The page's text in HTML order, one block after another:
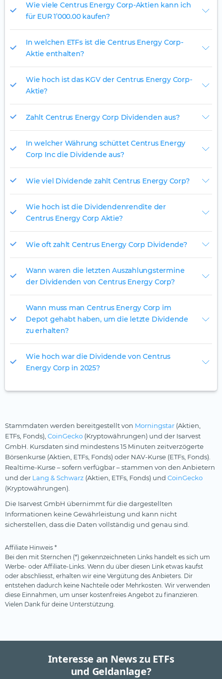
Wie viele Centrus Energy Corp-Aktien kann ich
für EUR 1’000.00 kaufen?
In welchen ETFs ist die Centrus Energy Corp-
Aktie enthalten?
Wie hoch ist das KGV der Centrus Energy Corp-
Aktie?
Zahlt Centrus Energy Corp Dividenden aus?
In welcher Währung schüttet Centrus Energy
Corp Inc die Dividende aus?
Wie viel Dividende zahlt Centrus Energy Corp?
Wie hoch ist die Dividendenrendite der
Centrus Energy Corp Aktie?
Wie oft zahlt Centrus Energy Corp Dividende?
Wann waren die letzten Auszahlungstermine
der Dividenden von Centrus Energy Corp?
Wann muss man Centrus Energy Corp im
Depot gehabt haben, um die letzte Dividende
zu erhalten?
Wie hoch war die Dividende von Centrus
Energy Corp in 2025?
Stammdaten werden bereitgestellt von Morningstar (Aktien,
ETFs, Fonds), CoinGecko (Kryptowährungen) und der Isarvest
GmbH. Kursdaten sind mindestens 15 Minuten zeitverzögerte
Börsenkurse (Aktien, ETFs, Fonds) oder NAV-Kurse (ETFs, Fonds).
Realtime-Kurse – sofern verfügbar – stammen von den Anbietern
und der Lang & Schwarz (Aktien, ETFs, Fonds) und CoinGecko
(Kryptowährungen).
Die Isarvest GmbH übernimmt für die dargestellten
Informationen keine Gewährleistung und kann nicht
sicherstellen, dass die Daten vollständig und genau sind.
Affiliate Hinweis *
Bei den mit Sternchen (*) gekennzeichneten Links handelt es sich um
Werbe- oder Affiliate-Links. Wenn du über diesen Link etwas kaufst
oder abschliesst, erhalten wir eine Vergütung des Anbieters. Dir
entstehen dadurch keine Nachteile oder Mehrkosten. Wir verwenden
diese Einnahmen, um unser kostenfreies Angebot zu finanzieren.
Vielen Dank für deine Unterstützung.
Interesse an News zu ETFs
und Geldanlage?